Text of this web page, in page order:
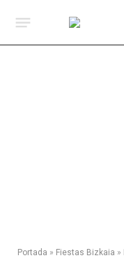
Portada » Fiestas Bizkaia »